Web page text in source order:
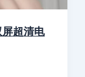
超清电